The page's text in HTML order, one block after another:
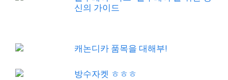
신의 가이드
캐논디카 품목을 대해부!
방수자켓 ㅎㅎㅎ